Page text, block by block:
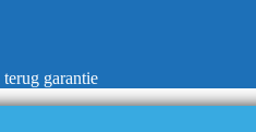
terug garantie